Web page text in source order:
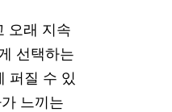
오래 지속
선택하는
퍼질 수 있
느끼는